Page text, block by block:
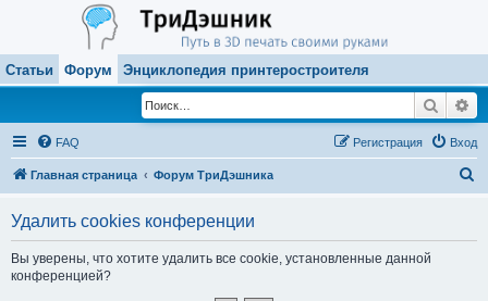
Статьи Форум Энциклопедия принтеростроителя
Поиск
FAQ Вход
Регистрация
Главная страница Форум ТриДэшника
Удалить cookies конференции
Вы уверены, что хотите удалить все cookie, установленные данной
конференцией?